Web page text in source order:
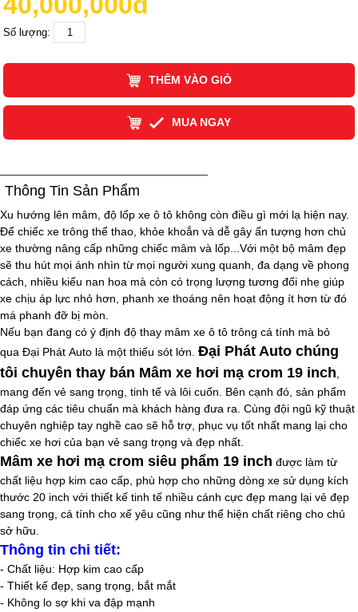
Số lượng:
THÊM VÀO GIỎ
MUA NGAY
Thông Tin Sản Phẩm
Xu hướng lên mâm, độ lốp xe ô tô không còn điều gì mới lạ hiện nay.
Để chiếc xe trông thể thao, khỏe khoắn và dễ gây ấn tượng hơn chủ
xe thường nâng cấp những chiếc mâm và lốp...Với một bộ mâm đẹp
sẽ thu hút mọi ánh nhìn từ mọi người xung quanh, đa dạng về phong
cách, nhiều kiểu nan hoa mà còn có trọng lượng tương đối nhẹ giúp
xe chịu áp lực nhỏ hơn, phanh xe thoáng nên hoạt động ít hơn từ đó
má phanh đỡ bị mòn.
Nếu bạn đang có ý định độ thay mâm xe ô tô trông cá tính mà bỏ
qua Đại Phát Auto là một thiếu sót lớn. Đại Phát Auto chúng
tôi chuyên thay bán Mâm xe hơi mạ crom 19 inch
mang đến vẻ sang trọng, tinh tế và lôi cuốn. Bên cạnh đó, sản phẩm
đáp ứng các tiêu chuẩn mà khách hàng đưa ra. Cùng đội ngũ kỹ thuật
chuyên nghiệp tay nghề cao sẽ hỗ trợ, phục vụ tốt nhất mang lại cho
chiếc xe hơi của bạn vẻ sang trọng và đẹp nhất.
Mâm xe hơi mạ crom siêu phẩm 19 inch được làm từ
chất liệu hợp kim cao cấp, phù hợp cho những dòng xe sử dụng kích
thước 20 inch với thiết kế tinh tế nhiều cánh cực đẹp mang lại vẻ đẹp
sang trọng, cá tính cho xế yêu cũng như thể hiện chất riêng cho chủ
sở hữu.
Thông tin chi tiết:
- Chất liệu: Hợp kim cao cấp
- Thiết kế đẹp, sang trọng, bắt mắt
- Không lo sợ khi va đập mạnh